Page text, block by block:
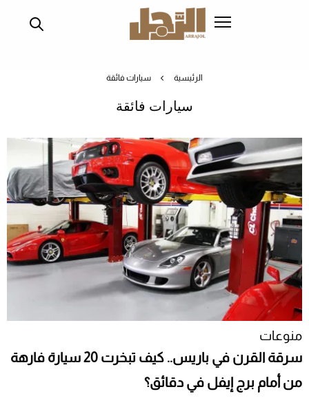
الرئيسية سيارات فائقة
سيارات فائقة
منوعات
سرقة القرن في باريس.. كيف تبخرت 20 سيارة فارهة
من أمام برج إيفل في دقائق؟